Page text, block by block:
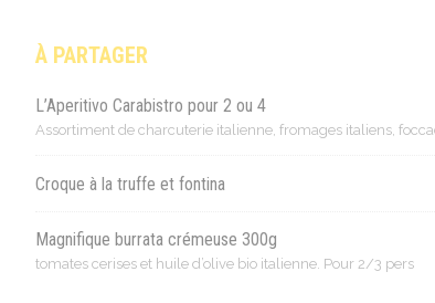
À PARTAGER
L’Aperitivo Carabistro pour 2 ou 4
Assortiment de charcuterie italienne, fromages italiens,
Croque à la truffe et fontina
Magnifique burrata crémeuse 300g
tomates cerises et huile d’olive bio italienne. Pour 2/3 pers